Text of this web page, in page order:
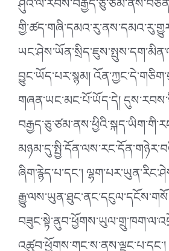
བྱུང་ཡོད་པར་སྙམ།
གཞན་ཡང་མང་པོ་ཡོད་དེ།
ཞིག་རྙེད་པ་དང༌།